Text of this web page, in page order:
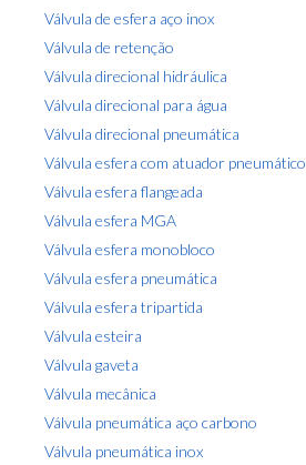
Válvula de esfera aço inox
Válvula de retenção
Válvula direcional hidráulica
Válvula direcional para água
Válvula direcional pneumática
Válvula esfera com atuador pneumático
Válvula esfera flangeada
Válvula esfera MGA
Válvula esfera monobloco
Válvula esfera pneumática
Válvula esfera tripartida
Válvula esteira
Válvula gaveta
Válvula mecânica
Válvula pneumática aço carbono
Válvula pneumática inox